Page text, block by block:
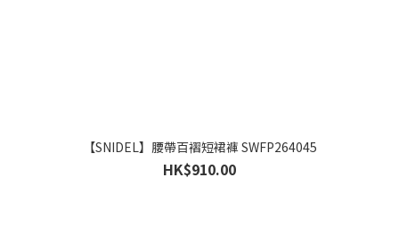
【SNIDEL】腰帶百褶短裙褲 SWFP264045
HK$910.00